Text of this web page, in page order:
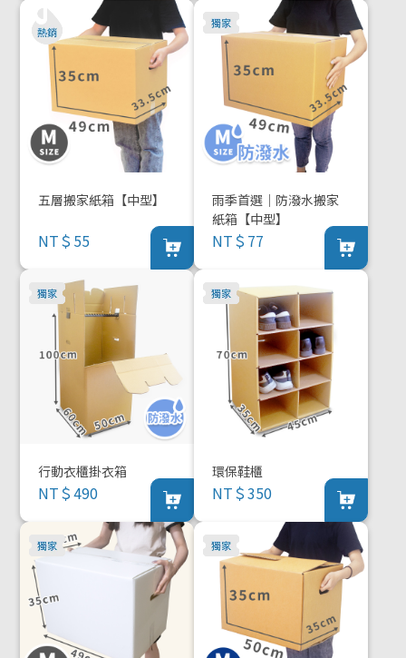
五層搬家紙箱【中型】
NT＄55
雨季首選｜防潑水搬家
紙箱【中型】
NT＄77
行動衣櫃掛衣箱
NT＄490
環保鞋櫃
NT＄350